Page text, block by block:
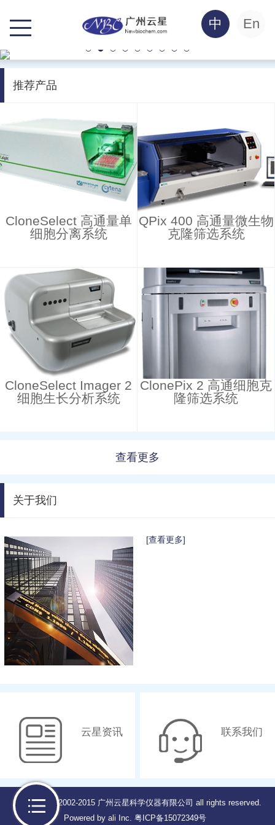
中 En
推荐产品
CloneSelect 高通量单
细胞分离系统
QPix 400 高通量微生物
克隆筛选系统
CloneSelect Imager 2
细胞生长分析系统
ClonePix 2 高通细胞克
隆筛选系统
查看更多
关于我们
[查看更多]
云星资讯 联系我们
Copyright © 2002-2015 广州云星科学仪器有限公司 all rights reserved.
Powered by ali Inc. 粤ICP备15072349号